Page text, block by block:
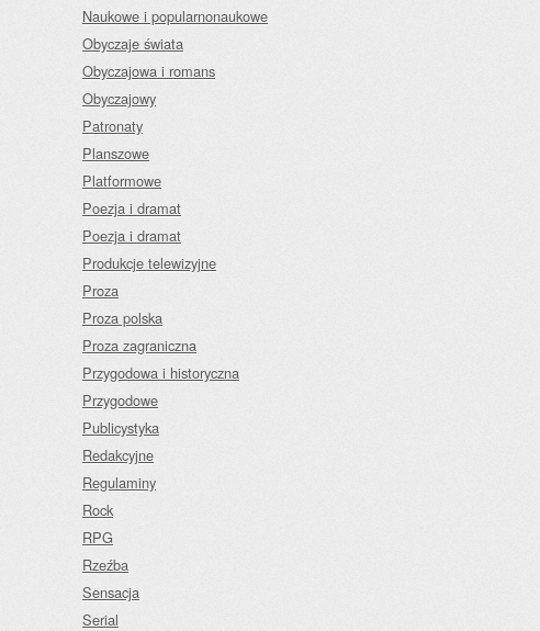
Naukowe i popularnonaukowe
Obyczaje świata
Obyczajowa i romans
Obyczajowy
Patronaty
Planszowe
Platformowe
Poezja i dramat
Poezja i dramat
Produkcje telewizyjne
Proza
Proza polska
Proza zagraniczna
Przygodowa i historyczna
Przygodowe
Publicystyka
Redakcyjne
Regulaminy
Rock
RPG
Rzeźba
Sensacja
Serial